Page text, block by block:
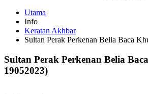
Utama
Info
Keratan Akhbar
Sultan Perak Perkenan Belia Baca
Sultan Perak Perkenan Belia
19052023)